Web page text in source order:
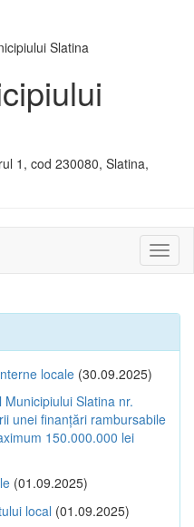
1, cod 230080, Slatina,
sau
locale (30.09.2025)
Slatina nr.
unei finanțări rambursabile
150.000.000 lei
(01.09.2025)
local (01.09.2025)